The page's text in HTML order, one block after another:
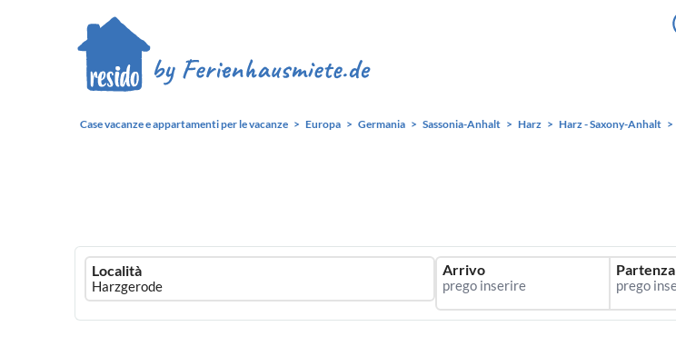
Case vacanze e appartamenti per le vacanze Europa Germania Sassonia-Anhalt Harz Harz - Saxony-Anhalt
Ferienhausmiete
logo
Località Arrivo Partenza